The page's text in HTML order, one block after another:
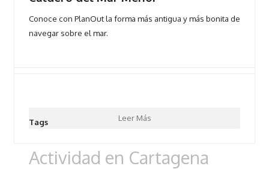
Conoce con PlanOut la forma más antigua y más bonita de
navegar sobre el mar.
Leer Más
Tags
Actividad en Cartagena